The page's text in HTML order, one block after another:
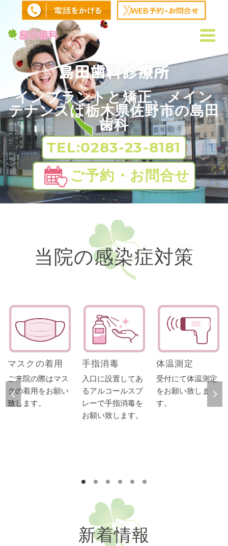
島田歯科診療所
インプラントと矯正、メイン
テナンスは栃木県佐野市の島田
歯科
TEL:0283-23-8181
ご予約・お問合せ
当院の感染症対策
マスクの着用
ご来院の際はマス
クの着用をお願い
致します。
手指消毒
入口に設置してあ
るアルコールスプ
レーで手指消毒を
お願い致します。
体温測定
受付にて体温測定
をお願い致しま
す。
新着情報